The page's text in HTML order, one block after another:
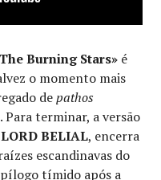
Burning Stars» é
o momento mais
depathos
terminar, a versão
LORD BELIAL, encerra
escandinavas do
tímido após a